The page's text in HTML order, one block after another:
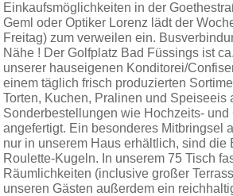
Einkaufsmöglichkeiten in der
Geml oder Optiker Lorenz lädt der
Freitag) zum verweilen ein.
Nähe ! Der Golfplatz Bad Füssings ist
unserer hauseigenen Konditorei/
einem täglich frisch produzierten
Torten, Kuchen, Pralinen und Speiseeis
Sonderbestellungen wie Hochzeits- und
angefertigt. Ein besonderes Mitbringsel
nur in unserem Haus erhältlich, sind die
Roulette-Kugeln. In unserem 75 Tisch
Räumlichkeiten (inclusive großer
unseren Gästen außerdem ein